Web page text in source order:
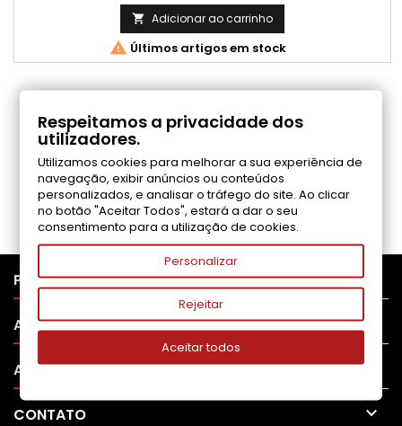
 Adicionar ao carrinho
 Últimos artigos em stock
COMENTÁRIOS (0)
Seja o primeiro a fazer uma avaliação
PRODUTOS 
APOIO AO CLIENTE 
A SUA CONTA 
CONTATO 
Respeitamos a privacidade dos
utilizadores.
Utilizamos cookies para melhorar a sua experiência de
navegação, exibir anúncios ou conteúdos
personalizados, e analisar o tráfego do site. Ao clicar
no botão "Aceitar Todos", estará a dar o seu
consentimento para a utilização de cookies.
Personalizar
Rejeitar
Aceitar todos